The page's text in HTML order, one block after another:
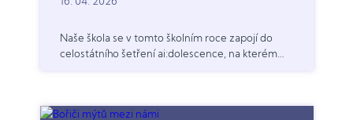
Naše škola se v tomto školním roce zapojí do
celostátního šetření ai:dolescence, na kterém